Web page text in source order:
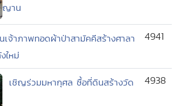
ญาน
เจ้าภาพทอดผ้าป่าสามัคคีสร้างศาลา
ใหม่
4941
เชิญร่วมมหากุศล ซื้อที่ดินสร้างวัด 4938